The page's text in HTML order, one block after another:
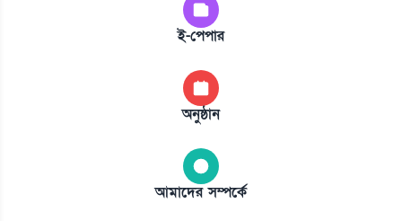
ই-পেপার
অনুষ্ঠান
আমাদের সম্পর্কে